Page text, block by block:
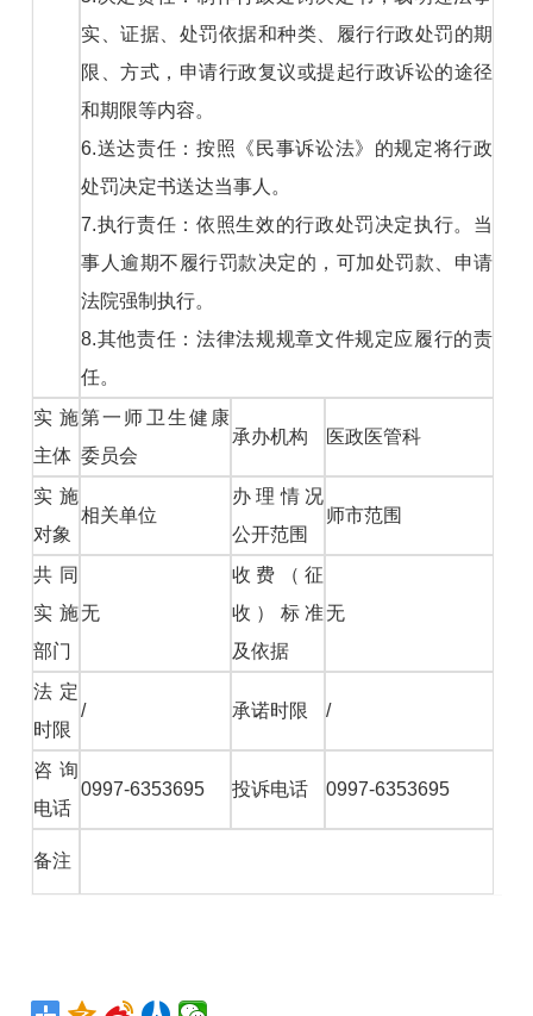
实、证据、处罚依据和种类、履行行政处罚的期
限、方式，申请行政复议或提起行政诉讼的途径
和期限等内容。
6.送达责任：按照《民事诉讼法》的规定将行政
处罚决定书送达当事人。
7.执行责任：依照生效的行政处罚决定执行。当
事人逾期不履行罚款决定的，可加处罚款、申请
法院强制执行。
8.其他责任：法律法规规章文件规定应履行的责
任。
实施
主体
第一师卫生健康
委员会
承办机构 医政医管科
实施
对象
相关单位
办理情况
公开范围
师市范围
共同
实施
部门
无
收费（征
收）标准
及依据
无
法定
时限
/ 承诺时限 /
咨询
电话
0997-6353695 投诉电话 0997-6353695
备注